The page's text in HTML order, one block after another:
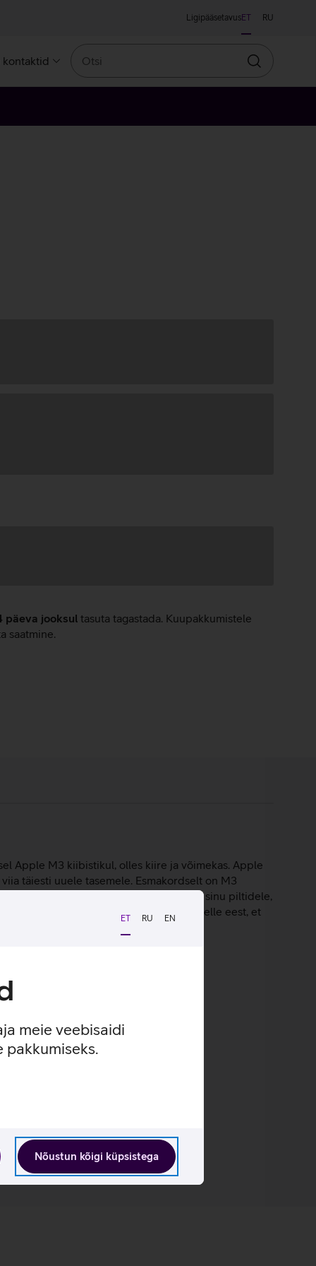
ET RU EN
meie veebisaidi
pakkumiseks.
Nõustun kõigi küpsistega
LigipääsetavusET RU
kontaktid
Otsin
päeva jooksul tasuta tagastada. Kuupakkumistele
saatmine.
Apple M3 kiibistikul, olles kiire ja võimekas. Apple
täiesti uuele tasemele. Esmakordselt on M3
pakuvad rikkalikku salvestusruumi sinu piltidele,
tollise ekraaniga sülearvuti hoolitseb selle eest, et